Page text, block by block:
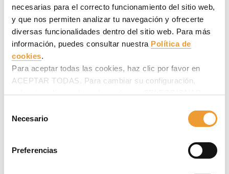
necesarias para el correcto funcionamiento del sitio web,
y que nos permiten analizar tu navegación y ofrecerte
diversas funcionalidades dentro del sitio web. Para más
información, puedes consultar nuestra Política de
cookies.
Para aceptar todas las cookies, haz clic por favor en
ACEPTAR TODAS. Para cambiar su configuración,
selecciona las cookies deseadas en SELECCIONAR
después.
Necesario
Preferencias